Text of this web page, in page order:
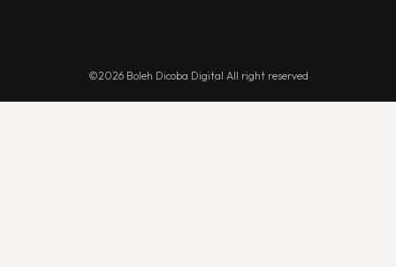
©2026 Boleh Dicoba Digital All right reserved